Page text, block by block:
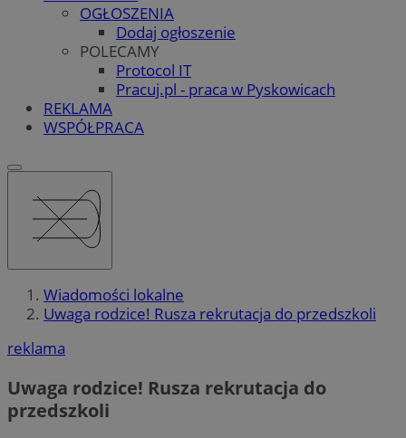
OGŁOSZENIA
Dodaj ogłoszenie
POLECAMY
Protocol IT
Pracuj.pl - praca w Pyskowicach
REKLAMA
WSPÓŁPRACA
Wiadomości lokalne
Uwaga rodzice! Rusza rekrutacja do przedszkoli
reklama
Uwaga rodzice! Rusza rekrutacja do
przedszkoli